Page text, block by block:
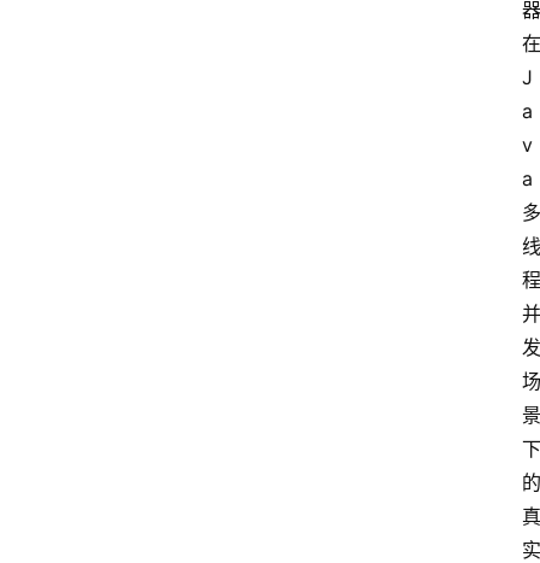
器
在
J
a
v
a
多
线
程
并
发
场
景
下
的
真
实